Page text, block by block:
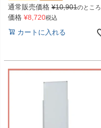
通常販売価格 ¥10,901のところ
価格 ¥8,720税込
カートに入れる